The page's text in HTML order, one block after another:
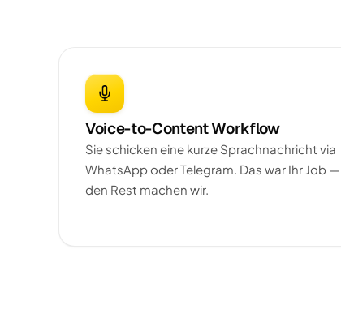
Voice-to-Content Workflow
Sie schicken eine kurze Sprachnachricht via
WhatsApp oder Telegram. Das war Ihr Job —
den Rest machen wir.